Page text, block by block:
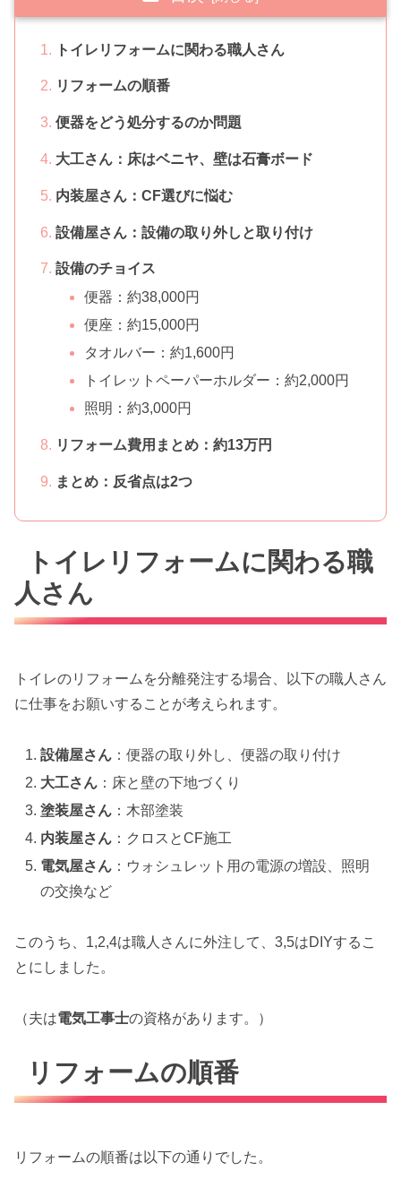
トイレリフォームに関わる職人さん
リフォームの順番
便器をどう処分するのか問題
大工さん：床はベニヤ、壁は石膏ボード
内装屋さん：CF選びに悩む
設備屋さん：設備の取り外しと取り付け
設備のチョイス
便器：約38,000円
便座：約15,000円
タオルバー：約1,600円
トイレットペーパーホルダー：約2,000円
照明：約3,000円
リフォーム費用まとめ：約13万円
まとめ：反省点は2つ
トイレリフォームに関わる職
人さん
トイレのリフォームを分離発注する場合、以下の職人さん
に仕事をお願いすることが考えられます。
設備屋さん ：便器の取り外し、便器の取り付け
大工さん ：床と壁の下地づくり
塗装屋さん ：木部塗装
内装屋さん ：クロスとCF施工
電気屋さん ：ウォシュレット用の電源の増設、照明
の交換など
このうち、1,2,4は職人さんに外注して、3,5はDIYするこ
とにしました。
（夫は電気工事士の資格があります。）
リフォームの順番
リフォームの順番は以下の通りでした。